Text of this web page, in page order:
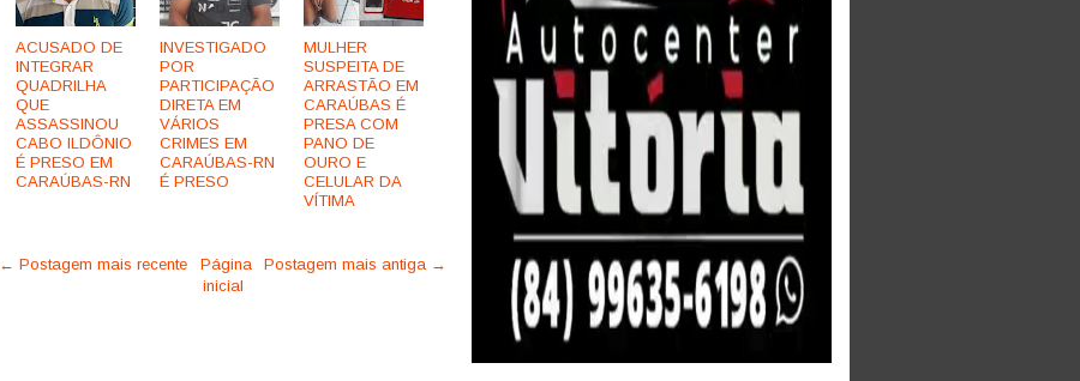
ACUSADO DE
INTEGRAR
QUADRILHA
QUE
ASSASSINOU
CABO ILDÔNIO
É PRESO EM
CARAÚBAS-RN
INVESTIGADO
POR
PARTICIPAÇÃO
DIRETA EM
VÁRIOS
CRIMES EM
CARAÚBAS-RN
É PRESO
MULHER
SUSPEITA DE
ARRASTÃO EM
CARAÚBAS É
PRESA COM
PANO DE
OURO E
CELULAR DA
VÍTIMA
← Postagem mais recente Postagem mais antiga →
Página
inicial